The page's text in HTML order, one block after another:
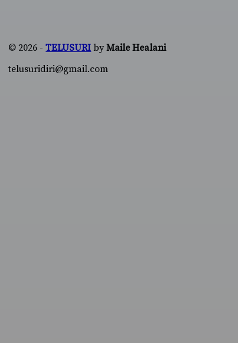
© 2026 -TELUSURI byMaile Healani
telusuridiri@gmail.com